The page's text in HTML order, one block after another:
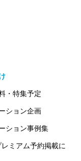
・特集予定
ション企画
ション事例集
ミアム予約掲載に